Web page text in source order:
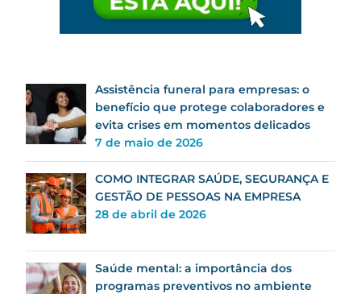
Assistência funeral para empresas: o
benefício que protege colaboradores e
evita crises em momentos delicados
7 de maio de 2026
COMO INTEGRAR SAÚDE, SEGURANÇA E
GESTÃO DE PESSOAS NA EMPRESA
28 de abril de 2026
Saúde mental: a importância dos
programas preventivos no ambiente